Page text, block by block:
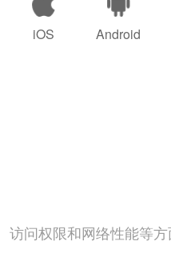
iOS Android
访问权限和网络性能等